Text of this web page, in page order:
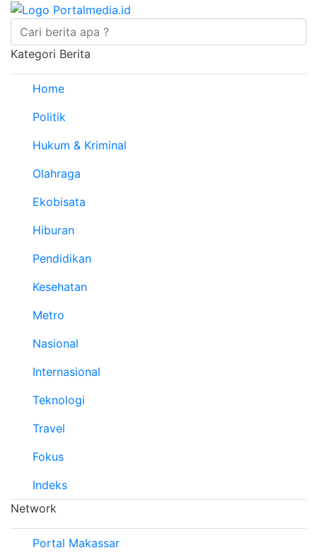
Kategori Berita
Home
Politik
Hukum & Kriminal
Olahraga
Ekobisata
Hiburan
Pendidikan
Kesehatan
Metro
Nasional
Internasional
Teknologi
Travel
Fokus
Indeks
Network
Portal Makassar